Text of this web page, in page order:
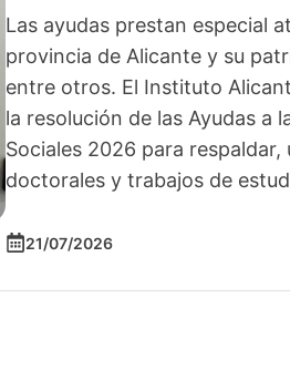
Las ayudas prestan especial
provincia de Alicante y su
entre otros. El Instituto
la resolución de las Ayudas a
Sociales 2026 para
doctorales y trabajos de
21/07/2026